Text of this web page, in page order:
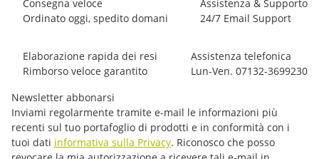
Consegna veloce
Ordinato oggi, spedito domani
Assistenza & Supporto
24/7 Email Support
Elaborazione rapida dei resi
Rimborso veloce garantito
Assistenza telefonica
Lun-Ven. 07132-3699230
Newsletter abbonarsi
Inviami regolarmente tramite e-mail le informazioni più
recenti sul tuo portafoglio di prodotti e in conformità con i
tuoi dati informativa sulla Privacy. Riconosco che posso